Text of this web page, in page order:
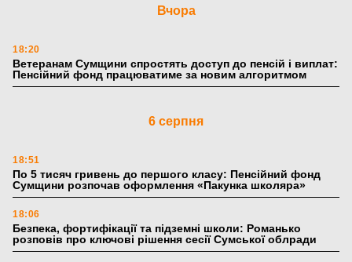
Вчора
18:20
Ветеранам Сумщини спростять доступ до пенсій і виплат:
Пенсійний фонд працюватиме за новим алгоритмом
6 серпня
18:51
По 5 тисяч гривень до першого класу: Пенсійний фонд
Сумщини розпочав оформлення «Пакунка школяра»
18:06
Безпека, фортифікації та підземні школи: Романько
розповів про ключові рішення сесії Сумської облради